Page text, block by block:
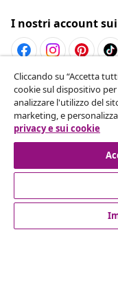
I nostri account
Recesso dal
Invia una richiesta
Servizio clienti
Cliccando su “Accetta
cookie sul dispositivo
analizzare l'utilizzo del
marketing, e
privacy e sui cookie